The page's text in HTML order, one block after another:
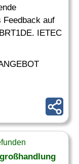
Feedback auf
IETEC